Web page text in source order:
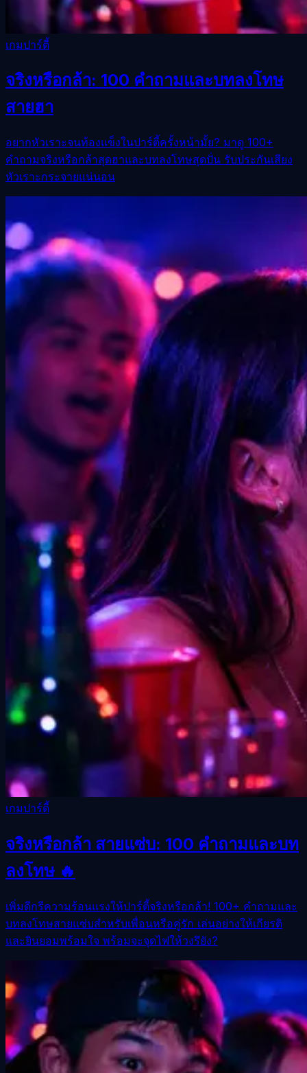
เกมปาร์ตี้
จริงหรือกล้า: 100 คำถามและบทลงโทษ
สายฮา
อยากหัวเราะจนท้องแข็งในปาร์ตี้ครั้งหน้ามั้ย? มาดู 100+
คำถามจริงหรือกล้าสุดฮาและบทลงโทษสุดปั่น รับประกันเสียง
หัวเราะกระจายแน่นอน
เกมปาร์ตี้
จริงหรือกล้า สายแซ่บ: 100 คำถามและบท
ลงโทษ 🔥
เพิ่มดีกรีความร้อนแรงให้ปาร์ตี้จริงหรือกล้า! 100+ คำถามและ
บทลงโทษสายแซ่บสำหรับเพื่อนหรือคู่รัก เล่นอย่างให้เกียรติ
และยินยอมพร้อมใจ พร้อมจะจุดไฟให้วงรึยัง?